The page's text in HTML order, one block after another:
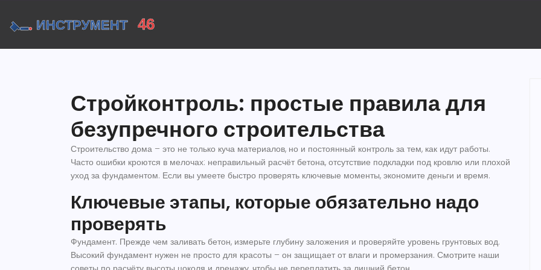
Стройконтроль: простые правила для
безупречного строительства
Строительство дома – это не только куча материалов, но и постоянный контроль за тем, как идут работы.
Часто ошибки кроются в мелочах: неправильный расчёт бетона, отсутствие подкладки под кровлю или плохой
уход за фундаментом. Если вы умеете быстро проверять ключевые моменты, экономите деньги и время.
Ключевые этапы, которые обязательно надо
проверять
Фундамент. Прежде чем заливать бетон, измерьте глубину заложения и проверяйте уровень грунтовых вод.
Высокий фундамент нужен не просто для красоты – он защищает от влаги и промерзания. Смотрите наши